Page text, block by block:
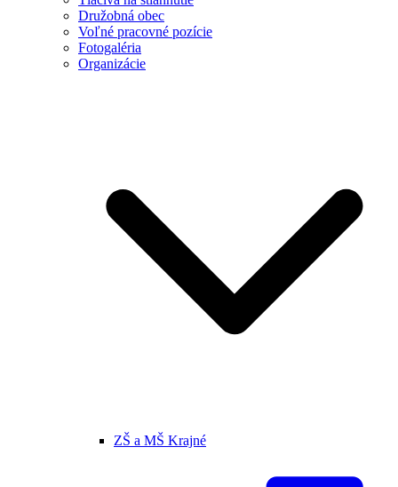
Družobná obec
Voľné pracovné pozície
Fotogaléria
Organizácie
ZŠ a MŠ Krajné